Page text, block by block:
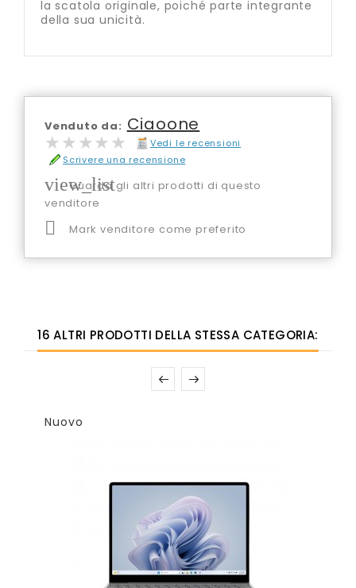
la scatola originale, poiché parte integrante
della sua unicità.
Venduto da: Ciaoone
★★★★★
★★★★★
Vedi le recensioni
Scrivere una recensione
view_list
Guarda gli altri prodotti di questo
venditore
 Mark venditore come preferito
16 ALTRI PRODOTTI DELLA STESSA CATEGORIA:
Nuovo